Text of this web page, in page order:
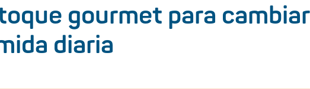
gourmet para cambiar
diaria